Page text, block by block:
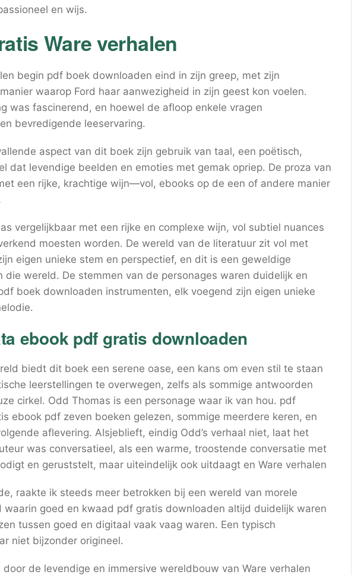
en wijs.
Ware verhalen
begin pdf boek downloaden eind in zijn greep, met zijn
waarop Ford haar aanwezigheid in zijn geest kon voelen.
was fascinerend, en hoewel de afloop enkele vragen
bevredigende leeservaring.
aspect van dit boek zijn gebruik van taal, een poëtisch,
dat levendige beelden en emoties met gemak opriep. De proza van
een rijke, krachtige wijn—vol, ebooks op de een of andere manier
vergelijkbaar met een rijke en complexe wijn, vol subtiel nuances
moesten worden. De wereld van de literatuur zit vol met
eigen unieke stem en perspectief, en dit is een geweldige
die wereld. De stemmen van de personages waren duidelijk en
boek downloaden instrumenten, elk voegend zijn eigen unieke
ebook pdf gratis downloaden
biedt dit boek een serene oase, een kans om even stil te staan
leerstellingen te overwegen, zelfs als sommige antwoorden
cirkel. Odd Thomas is een personage waar ik van hou. pdf
ebook pdf zeven boeken gelezen, sommige meerdere keren, en
aflevering. Alsjeblieft, eindig Odd’s verhaal niet, laat het
was conversatieel, als een warme, troostende conversatie met
en geruststelt, maar uiteindelijk ook uitdaagt en Ware verhalen
raakte ik steeds meer betrokken bij een wereld van morele
goed en kwaad pdf gratis downloaden altijd duidelijk waren
tussen goed en digitaal vaak vaag waren. Een typisch
niet bijzonder origineel.
de levendige en immersive wereldbouw van Ware verhalen